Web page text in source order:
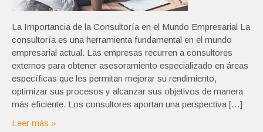
La Importancia de la Consultoría en el Mundo Empresarial La
consultoría es una herramienta fundamental en el mundo
empresarial actual. Las empresas recurren a consultores
externos para obtener asesoramiento especializado en áreas
específicas que les permitan mejorar su rendimiento,
optimizar sus procesos y alcanzar sus objetivos de manera
más eficiente. Los consultores aportan una perspectiva […]
Leer más »